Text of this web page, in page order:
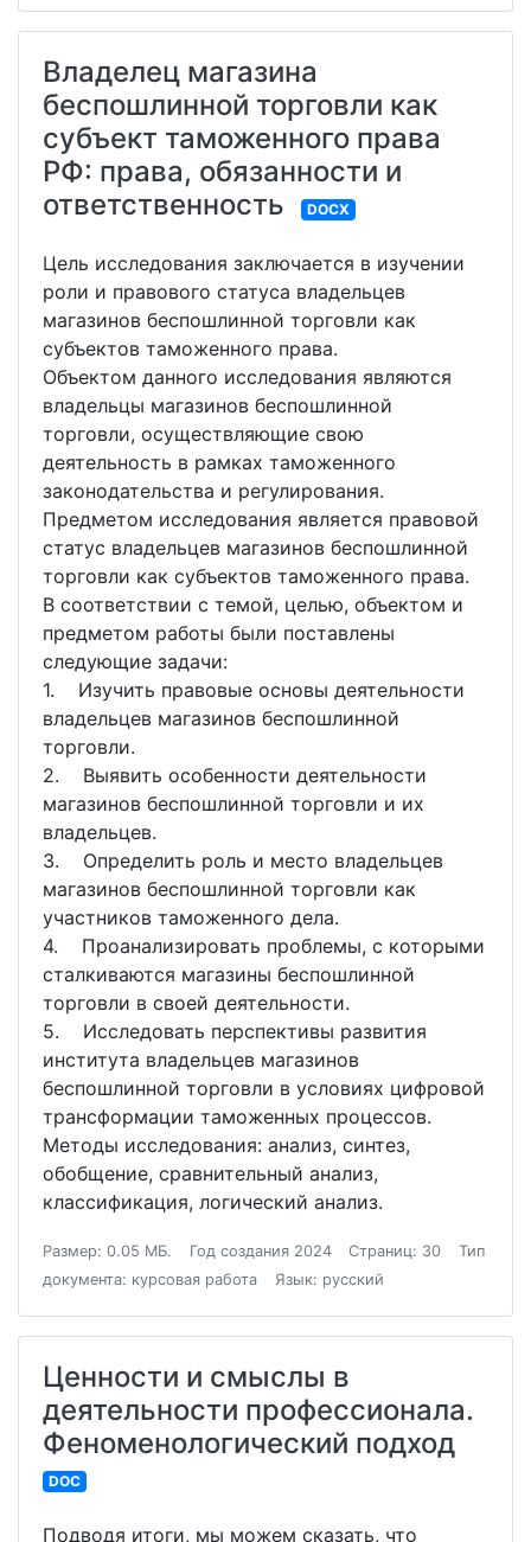
Владелец магазина
беспошлинной торговли как
субъект таможенного права
РФ: права, обязанности и
ответственность
DOCX
Цель исследования заключается в изучении
роли и правового статуса владельцев
магазинов беспошлинной торговли как
субъектов таможенного права.
Объектом данного исследования являются
владельцы магазинов беспошлинной
торговли, осуществляющие свою
деятельность в рамках таможенного
законодательства и регулирования.
Предметом исследования является правовой
статус владельцев магазинов беспошлинной
торговли как субъектов таможенного права.
В соответствии с темой, целью, объектом и
предметом работы были поставлены
следующие задачи:
1. Изучить правовые основы деятельности
владельцев магазинов беспошлинной
торговли.
2. Выявить особенности деятельности
магазинов беспошлинной торговли и их
владельцев.
3. Определить роль и место владельцев
магазинов беспошлинной торговли как
участников таможенного дела.
4. Проанализировать проблемы, с которыми
сталкиваются магазины беспошлинной
торговли в своей деятельности.
5. Исследовать перспективы развития
института владельцев магазинов
беспошлинной торговли в условиях цифровой
трансформации таможенных процессов.
Методы исследования: анализ, синтез,
обобщение, сравнительный анализ,
классификация, логический анализ.
Размер: 0.05 МБ. Год создания 2024 Страниц: 30
Тип
документа: курсовая работа
Язык: русский
Ценности и смыслы в
деятельности профессионала.
Феноменологический подход
DOC
Подводя итоги, мы можем сказать, что